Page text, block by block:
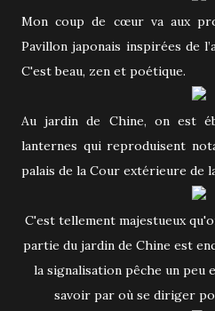
Mon coup de cœur va aux
Pavillon japonais inspirées de
C'est beau, zen et poétique.
Au jardin de Chine, on est
lanternes qui reproduisent
palais de la Cour extérieure de
C'est tellement majestueux qu'on en oublie presque qu'une
partie du jardin de Chine est
la signalisation pêche un
savoir par où se diriger